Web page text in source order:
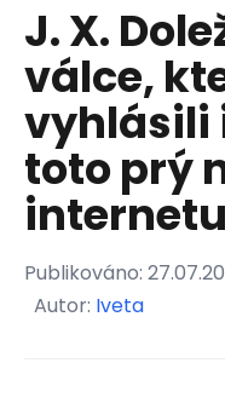
J. X.
válce,
vyhlásili
toto prý
internetu
Publikováno:
Autor: Iveta